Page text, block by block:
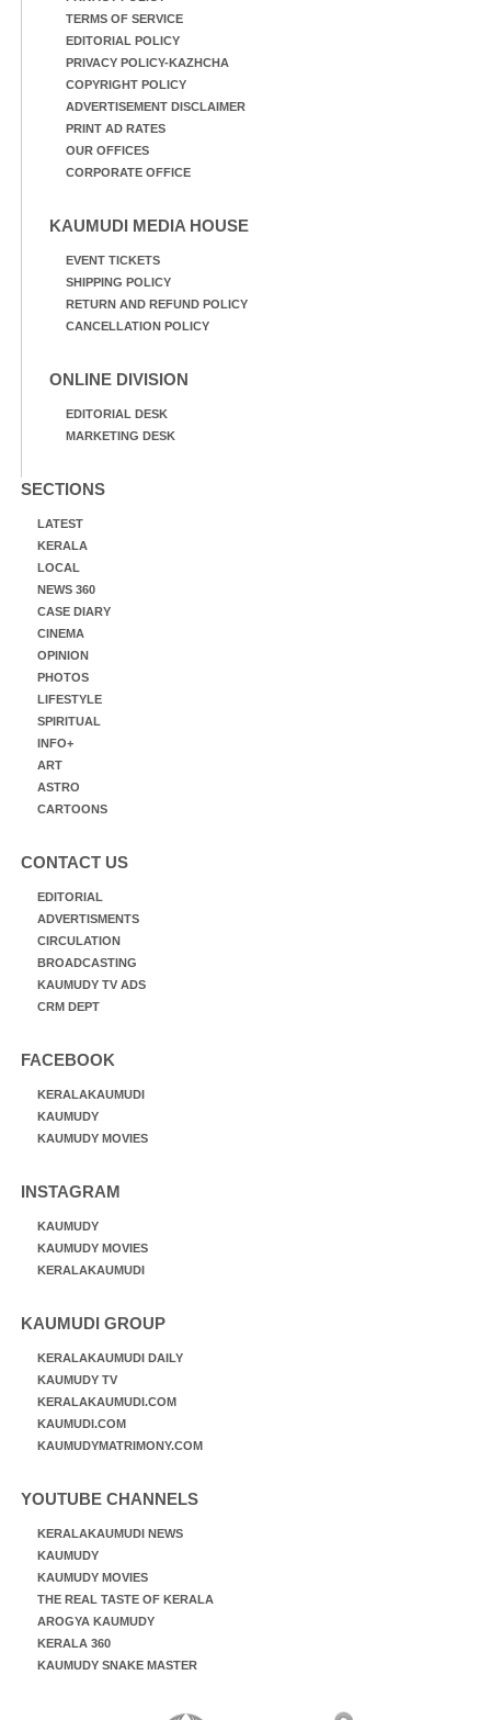
TERMS OF SERVICE
EDITORIAL POLICY
PRIVACY POLICY-KAZHCHA
COPYRIGHT POLICY
ADVERTISEMENT DISCLAIMER
PRINT AD RATES
OUR OFFICES
CORPORATE OFFICE
KAUMUDI MEDIA HOUSE
EVENT TICKETS
SHIPPING POLICY
RETURN AND REFUND POLICY
CANCELLATION POLICY
ONLINE DIVISION
EDITORIAL DESK
MARKETING DESK
SECTIONS
LATEST
KERALA
LOCAL
NEWS 360
CASE DIARY
CINEMA
OPINION
PHOTOS
LIFESTYLE
SPIRITUAL
INFO+
ART
ASTRO
CARTOONS
CONTACT US
EDITORIAL
ADVERTISMENTS
CIRCULATION
BROADCASTING
KAUMUDY TV ADS
CRM DEPT
FACEBOOK
KERALAKAUMUDI
KAUMUDY
KAUMUDY MOVIES
INSTAGRAM
KAUMUDY
KAUMUDY MOVIES
KERALAKAUMUDI
KAUMUDI GROUP
KERALAKAUMUDI DAILY
KAUMUDY TV
KERALAKAUMUDI.COM
KAUMUDI.COM
KAUMUDYMATRIMONY.COM
YOUTUBE CHANNELS
KERALAKAUMUDI NEWS
KAUMUDY
KAUMUDY MOVIES
THE REAL TASTE OF KERALA
AROGYA KAUMUDY
KERALA 360
KAUMUDY SNAKE MASTER